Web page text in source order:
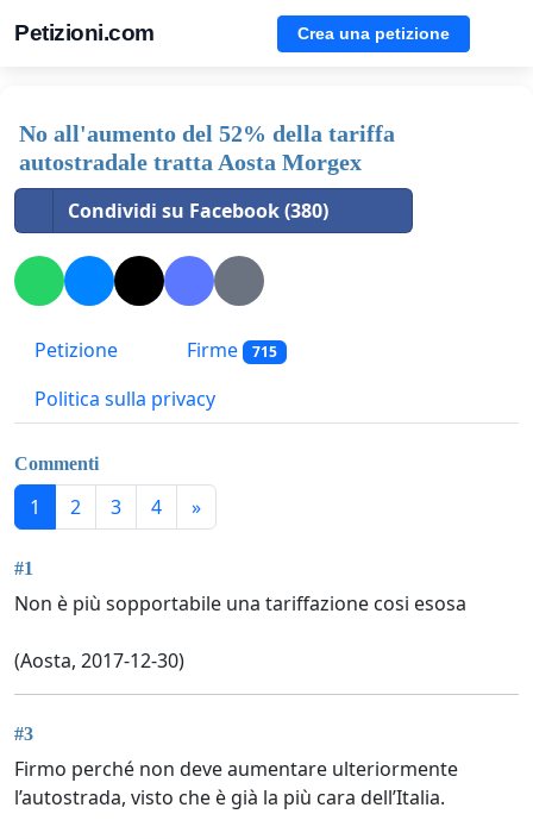
Petizioni.com Crea una petizione
No all'aumento del 52% della tariffa
autostradale tratta Aosta Morgex
Condividi su Facebook (380)
Petizione Firme 715
Politica sulla privacy
Commenti
1 2 3 4 »
#1
Non è più sopportabile una tariffazione cosi esosa
(Aosta, 2017-12-30)
#3
Firmo perché non deve aumentare ulteriormente
l’autostrada, visto che è già la più cara dell’Italia.